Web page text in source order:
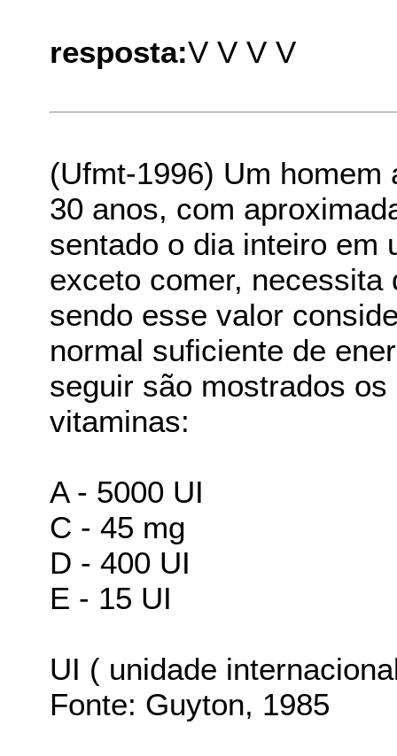
resposta:V V V V
(Ufmt-1996) Um
30 anos, com
sentado o dia inteiro em
exceto comer,
sendo esse valor
normal suficiente de
seguir são mostrados
vitaminas:
A - 5000 UI
C - 45 mg
D - 400 UI
E - 15 UI
UI ( unidade
Fonte: Guyton, 1985